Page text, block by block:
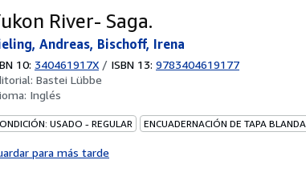
River- Saga.
Andreas, Bischoff, Irena
10: 340461917X / ISBN 13: 9783404619177
Bastei Lübbe
Inglés
USADO - REGULAR ENCUADERNACIÓN DE TAPA BLANDA
para más tarde